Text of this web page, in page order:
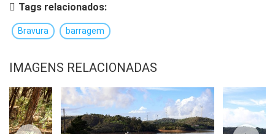
Tags relacionados:
Bravura barragem
IMAGENS RELACIONADAS